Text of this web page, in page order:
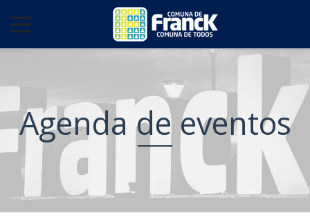
Agenda de eventos